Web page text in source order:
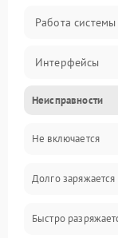
Работа системы
Интерфейсы
Электронные
Корпус/
Неисправности
Не включается
Долго заряжается
Быстро